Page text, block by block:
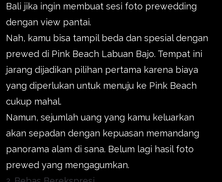
Bali jika ingin membuat sesi foto prewedding
dengan view pantai.
Nah, kamu bisa tampil beda dan spesial dengan
prewed di Pink Beach Labuan Bajo. Tempat ini
jarang dijadikan pilihan pertama karena biaya
yang diperlukan untuk menuju ke Pink Beach
cukup mahal.
Namun, sejumlah uang yang kamu keluarkan
akan sepadan dengan kepuasan memandang
panorama alam di sana. Belum lagi hasil foto
prewed yang mengagumkan.